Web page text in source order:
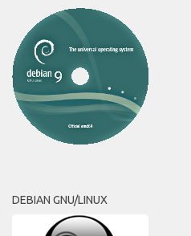
DEBIAN GNU/LINUX